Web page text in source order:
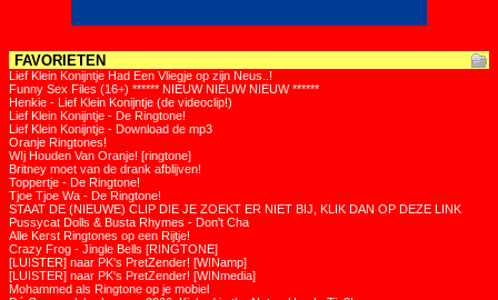
FAVORIETEN
Lief Klein Konijntje Had Een Vliegje op zijn Neus..!
Funny Sex Files (16+) ****** NIEUW NIEUW NIEUW ******
Henkie - Lief Klein Konijntje (de videoclip!)
Lief Klein Konijntje - De Ringtone!
Lief Klein Konijntje - Download de mp3
Oranje Ringtones!
WIj Houden Van Oranje! [ringtone]
Britney moet van de drank afblijven!
Toppertje - De Ringtone!
Tjoe Tjoe Wa - De Ringtone!
STAAT DE (NIEUWE) CLIP DIE JE ZOEKT ER NIET BIJ, KLIK DAN OP DEZE LINK
Pussycat Dolls & Busta Rhymes - Don't Cha
Alle Kerst Ringtones op een Rijtje!
Crazy Frog - Jingle Bells [RINGTONE]
[LUISTER] naar PK's PretZender! [WINamp]
[LUISTER] naar PK's PretZender! [WINmedia]
Mohammed als Ringtone op je mobiel